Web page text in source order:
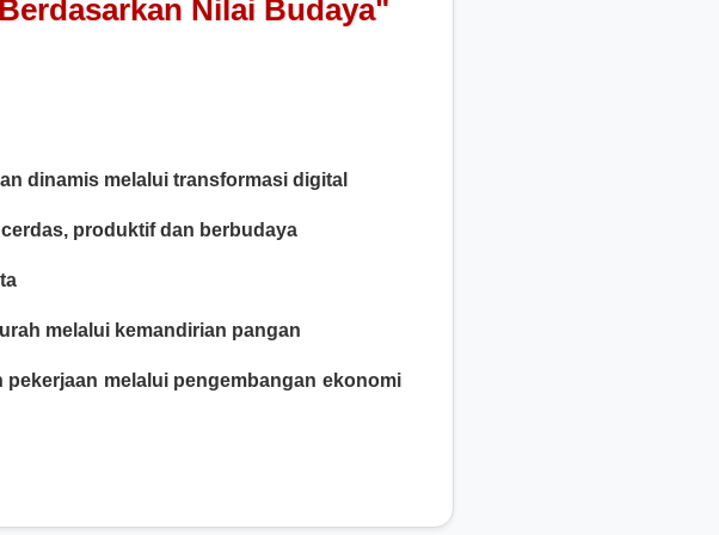
Nilai Budaya"
dinamis melalui transformasi digital
produktif dan berbudaya
melalui kemandirian pangan
melalui pengembangan ekonomi